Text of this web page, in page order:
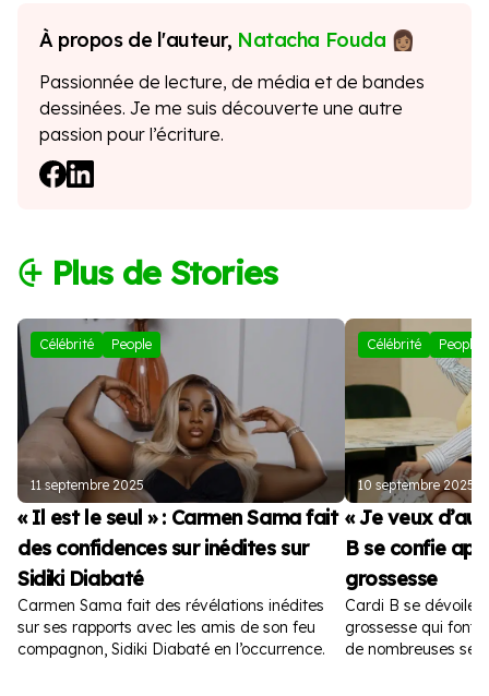
À propos de l'auteur, Natacha Fouda
Passionnée de lecture, de média et de bandes
dessinées. Je me suis découverte une autre
passion pour l’écriture.
⨭ Plus de Stories
Célébrité People
11 septembre 2025
« Il est le seul » : Carmen Sama fait
des confidences sur inédites sur
Sidiki Diabaté
Carmen Sama fait des révélations inédites
sur ses rapports avec les amis de son feu
compagnon, Sidiki Diabaté en l’occurrence.
Célébrité People
10 septembre 2025
« Je veux
B se confie
grossesse
Cardi B se dévoile
grossesse qui font
de nombreuses